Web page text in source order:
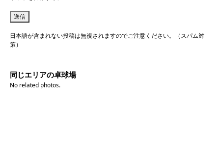
日本語が含まれない投稿は無視されますのでご注意ください。（スパム対
策）
同じエリアの卓球場
No related photos.